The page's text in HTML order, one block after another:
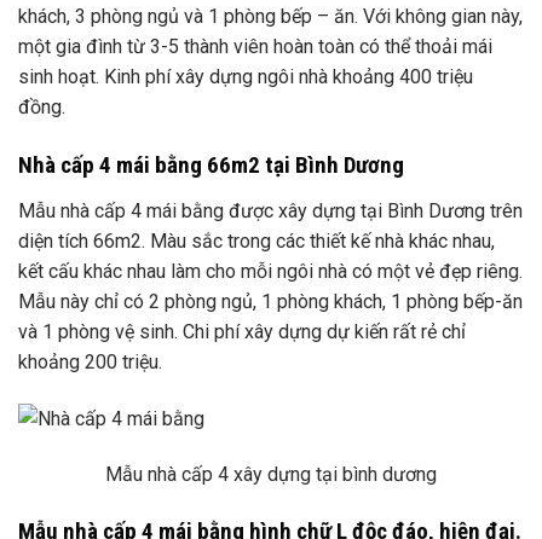
khách, 3 phòng ngủ và 1 phòng bếp – ăn. Với không gian này,
một gia đình từ 3-5 thành viên hoàn toàn có thể thoải mái
sinh hoạt. Kinh phí xây dựng ngôi nhà khoảng 400 triệu
đồng.
Nhà cấp 4 mái bằng 66m2 tại Bình Dương
Mẫu nhà cấp 4 mái bằng được xây dựng tại Bình Dương trên
diện tích 66m2. Màu sắc trong các thiết kế nhà khác nhau,
kết cấu khác nhau làm cho mỗi ngôi nhà có một vẻ đẹp riêng.
Mẫu này chỉ có 2 phòng ngủ, 1 phòng khách, 1 phòng bếp-ăn
và 1 phòng vệ sinh. Chi phí xây dựng dự kiến ​​rất rẻ chỉ
khoảng 200 triệu.
Mẫu nhà cấp 4 xây dựng tại bình dương
Mẫu nhà cấp 4 mái bằng hình chữ L độc đáo, hiện đại.